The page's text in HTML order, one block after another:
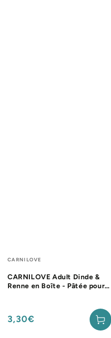
Fournisseur:
CARNILOVE
CARNILOVE Adult Dinde &
Renne en Boîte - Pâtée pour
Prix
3,30€